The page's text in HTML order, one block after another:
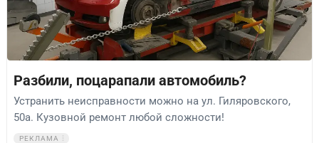
Разбили, поцарапали автомобиль?
Устранить неисправности можно на ул. Гиляровского,
50а. Кузовной ремонт любой сложности!
РЕКЛАМА